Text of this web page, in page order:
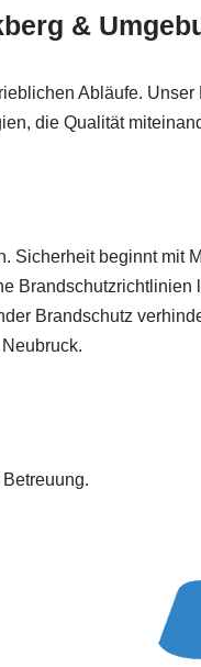
&
Abläufe. Unser
die Qualität
Sicherheit beginnt mit
Brandschutzrichtlinien
Brandschutz